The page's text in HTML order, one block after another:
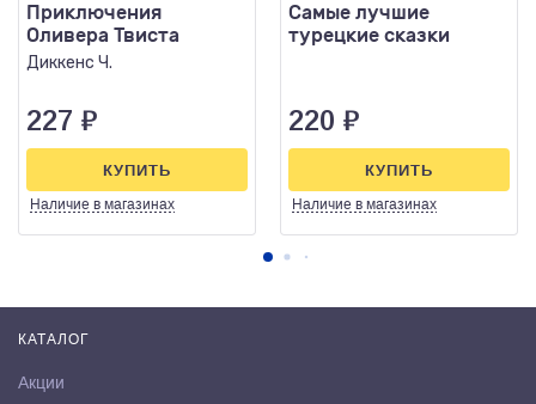
Приключения
Оливера Твиста
Диккенс Ч.
227 ₽
Наличие в магазинах
КУПИТЬ
Самые лучшие
турецкие сказки
220 ₽
Наличие в магазинах
КУПИТЬ
КАТАЛОГ
Акции